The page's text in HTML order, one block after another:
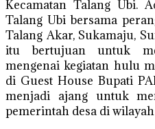
Kecamatan Talang Ubi.
Talang Ubi bersama
Talang Akar, Sukamaju,
itu bertujuan untuk
mengenai kegiatan hulu
di Guest House Bupati
menjadi ajang untuk
pemerintah desa di